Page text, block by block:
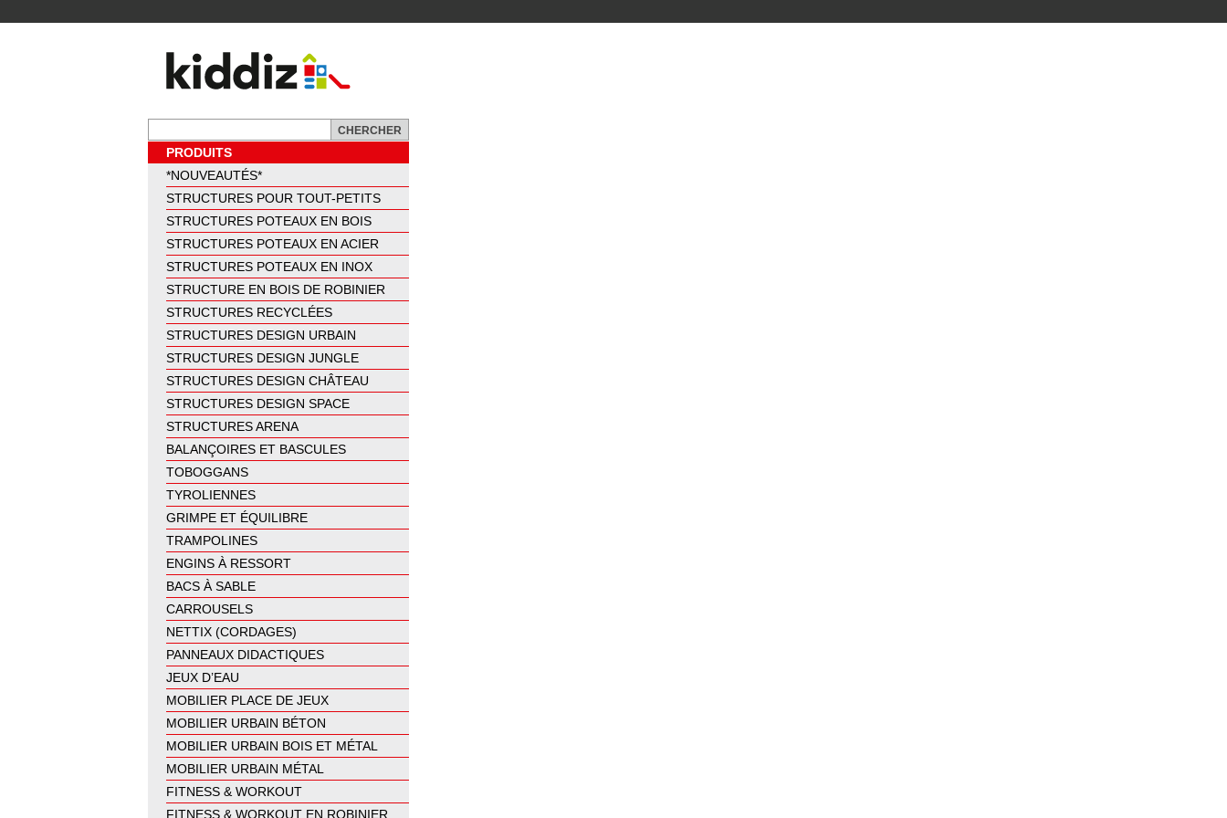
PRODUITS
*NOUVEAUTÉS*
STRUCTURES POUR TOUT-PETITS
STRUCTURES POTEAUX EN BOIS
STRUCTURES POTEAUX EN ACIER
STRUCTURES POTEAUX EN INOX
STRUCTURE EN BOIS DE ROBINIER
STRUCTURES RECYCLÉES
STRUCTURES DESIGN URBAIN
STRUCTURES DESIGN JUNGLE
STRUCTURES DESIGN CHÂTEAU
STRUCTURES DESIGN SPACE
STRUCTURES ARENA
BALANÇOIRES ET BASCULES
TOBOGGANS
TYROLIENNES
GRIMPE ET ÉQUILIBRE
TRAMPOLINES
ENGINS À RESSORT
BACS À SABLE
CARROUSELS
NETTIX (CORDAGES)
PANNEAUX DIDACTIQUES
JEUX D’EAU
MOBILIER PLACE DE JEUX
MOBILIER URBAIN BÉTON
MOBILIER URBAIN BOIS ET MÉTAL
MOBILIER URBAIN MÉTAL
FITNESS & WORKOUT
FITNESS & WORKOUT EN ROBINIER